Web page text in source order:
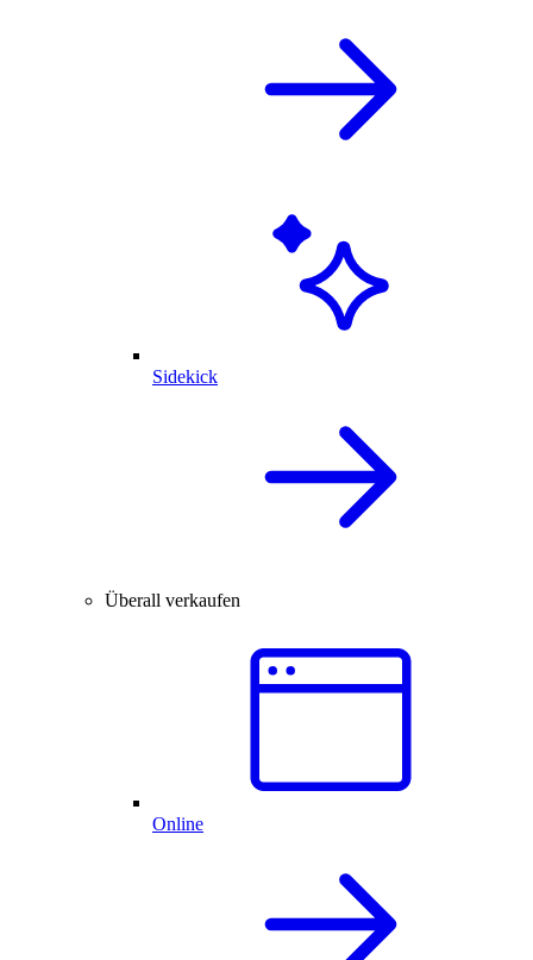
Sidekick
Überall verkaufen
Online